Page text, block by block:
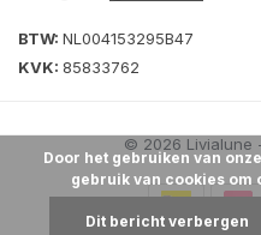
BTW: NL004153295B47
KVK: 85833762
© 2026 Livialune
Door het gebruiken van
gebruik van cookies om
Dit bericht verbergen